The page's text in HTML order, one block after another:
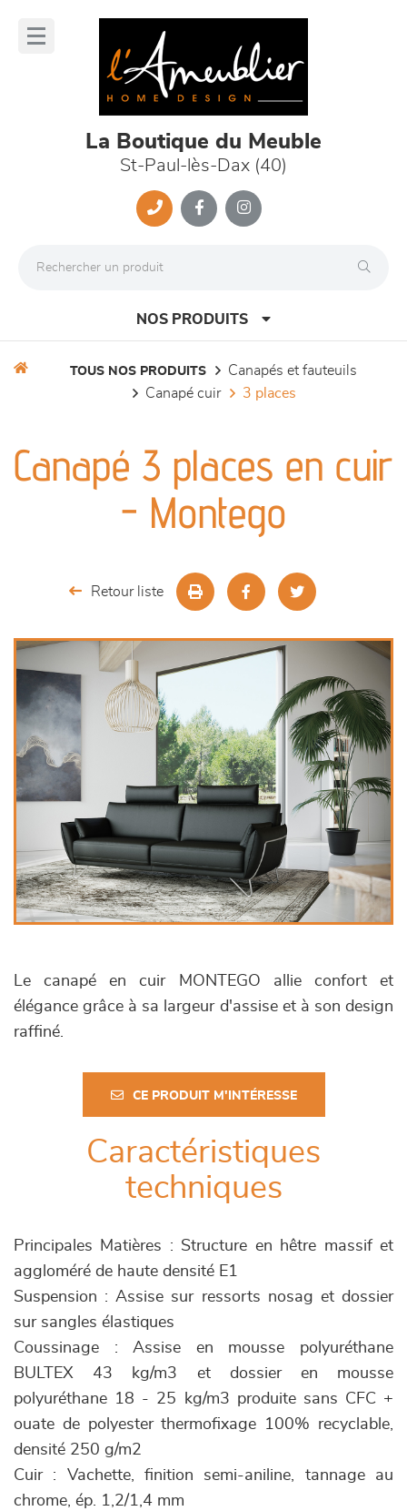
La Boutique du Meuble
St-Paul-lès-Dax (40)
NOS PRODUITS
séjours
meubles de complément
décoration
TOUS NOS PRODUITS
canapés et fauteuils
canapé cuir
3 places
Canapé 3 places en cuir
- Montego
Retour liste
Le canapé en cuir MONTEGO allie confort et
élégance grâce à sa largeur d'assise et à son design
raffiné.
CE PRODUIT M'INTÉRESSE
Caractéristiques
techniques
Principales Matières : Structure en hêtre massif et
aggloméré de haute densité E1
Suspension : Assise sur ressorts nosag et dossier
sur sangles élastiques
Coussinage : Assise en mousse polyuréthane
BULTEX 43 kg/m3 et dossier en mousse
polyuréthane 18 - 25 kg/m3 produite sans CFC +
ouate de polyester thermofixage 100% recyclable,
densité 250 g/m2
Cuir : Vachette, finition semi-aniline, tannage au
chrome, ép. 1,2/1,4 mm